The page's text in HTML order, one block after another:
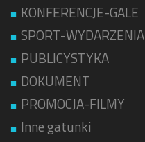
KONFERENCJE-GALE
SPORT-WYDARZENIA
PUBLICYSTYKA
DOKUMENT
PROMOCJA-FILMY
Inne gatunki